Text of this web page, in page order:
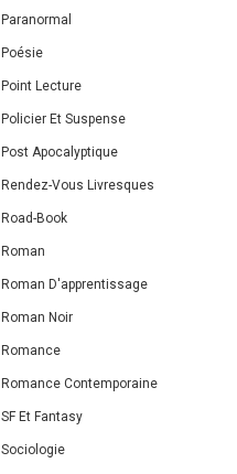
Paranormal
Poésie
Point Lecture
Policier Et Suspense
Post Apocalyptique
Rendez-Vous Livresques
Road-Book
Roman
Roman D'apprentissage
Roman Noir
Romance
Romance Contemporaine
SF Et Fantasy
Sociologie